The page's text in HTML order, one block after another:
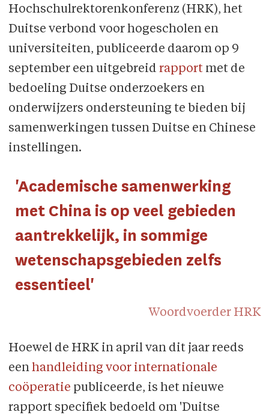
Hochschulrektorenkonferenz (HRK), het
Duitse verbond voor hogescholen en
universiteiten, publiceerde daarom op 9
september een uitgebreid rapportmet de
bedoeling Duitse onderzoekers en
onderwijzers ondersteuning te bieden bij
samenwerkingen tussen Duitse en Chinese
instellingen.
'Academische samenwerking
met China is op veel gebieden
aantrekkelijk, in sommige
wetenschapsgebieden zelfs
essentieel'
Woordvoerder HRK
Hoewel de HRK in april van dit jaar reeds
een handleiding voor internationale
coöperatie publiceerde, is het nieuwe
rapport specifiek bedoeld om 'Duitse